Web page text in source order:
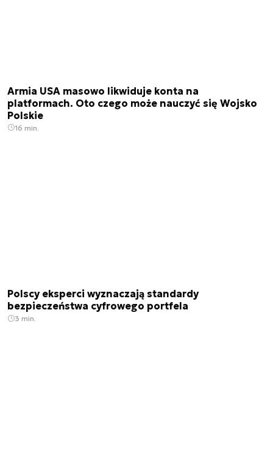
Armia USA masowo likwiduje konta na
platformach. Oto czego może nauczyć się Wojsko
Polskie
16 min.
Polscy eksperci wyznaczają standardy
bezpieczeństwa cyfrowego portfela
3 min.